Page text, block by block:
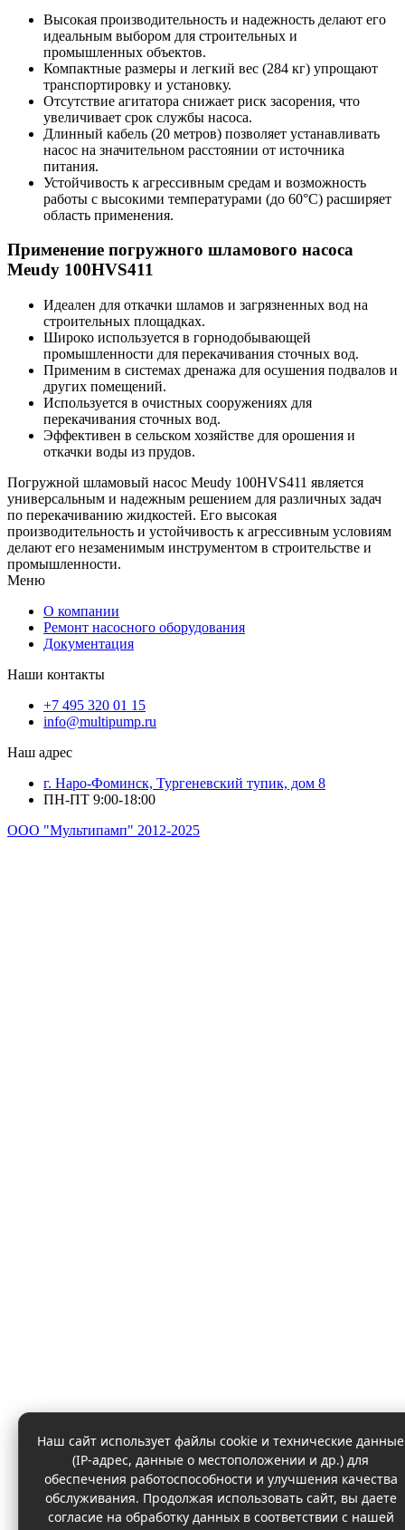
Высокая производительность и надежность делают его
идеальным выбором для строительных и
промышленных объектов.
Компактные размеры и легкий вес (284 кг) упрощают
транспортировку и установку.
Отсутствие агитатора снижает риск засорения, что
увеличивает срок службы насоса.
Длинный кабель (20 метров) позволяет устанавливать
насос на значительном расстоянии от источника
питания.
Устойчивость к агрессивным средам и возможность
работы с высокими температурами (до 60°C) расширяет
область применения.
Применение погружного шламового насоса
Meudy 100HVS411
Идеален для откачки шламов и загрязненных вод на
строительных площадках.
Широко используется в горнодобывающей
промышленности для перекачивания сточных вод.
Применим в системах дренажа для осушения подвалов и
других помещений.
Используется в очистных сооружениях для
перекачивания сточных вод.
Эффективен в сельском хозяйстве для орошения и
откачки воды из прудов.
Погружной шламовый насос Meudy 100HVS411 является
универсальным и надежным решением для различных задач
по перекачиванию жидкостей. Его высокая
производительность и устойчивость к агрессивным условиям
делают его незаменимым инструментом в строительстве и
промышленности.
Меню
О компании
Ремонт насосного оборудования
Документация
Наши контакты
+7 495 320 01 15
info@multipump.ru
Наш адрес
г. Наро-Фоминск, Тургеневский тупик, дом 8
ПН-ПТ 9:00-18:00
ООО "Мультипамп" 2012-2025
Наш сайт использует файлы cookie и технические данные
(IP-адрес, данные о местоположении и др.) для
обеспечения работоспособности и улучшения качества
обслуживания. Продолжая использовать сайт, вы даете
согласие на обработку данных в соответствии с нашей